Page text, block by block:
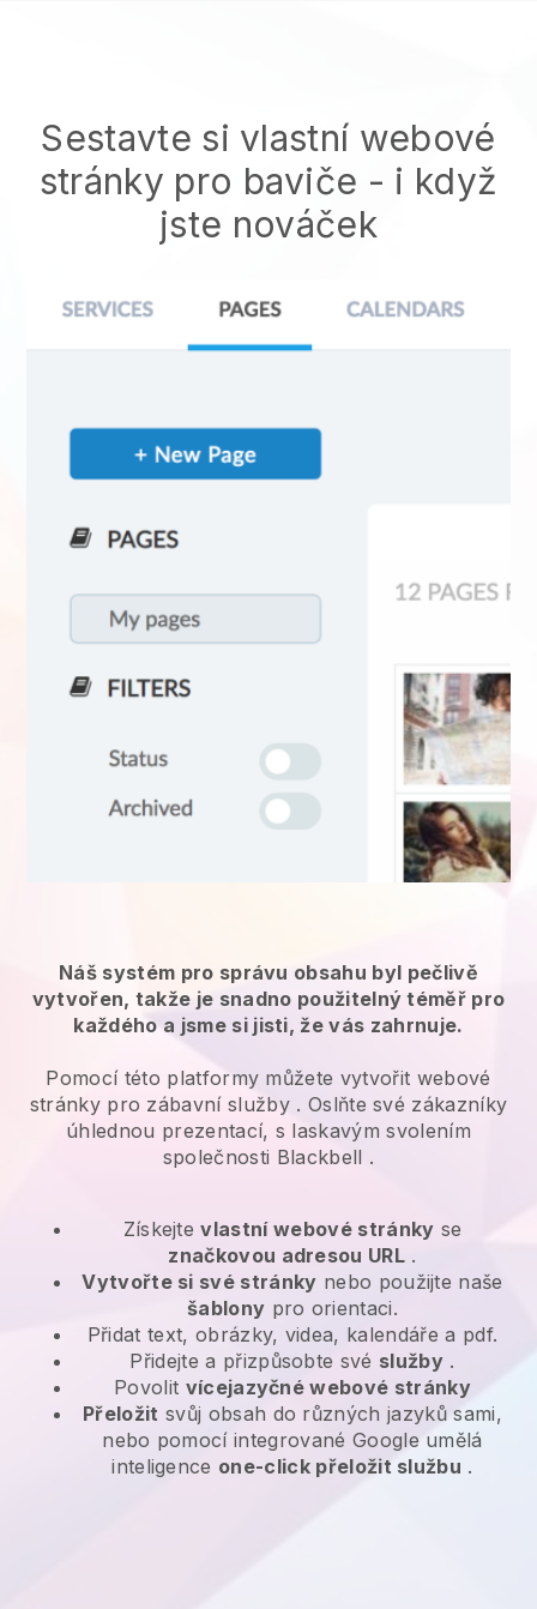
Sestavte si vlastní webové
stránky pro baviče - i když
jste nováček
Náš systém pro správu obsahu byl pečlivě
vytvořen, takže je snadno použitelný téměř pro
každého a jsme si jisti, že vás zahrnuje.
Pomocí této platformy můžete vytvořit webové
stránky pro zábavní služby. Oslňte své zákazníky
úhlednou prezentací, s laskavým svolením
společnosti Blackbell .
Získejtevlastní webové stránky se
značkovou adresou URL .
Vytvořte si své stránky nebo použijte naše
šablony pro orientaci.
Přidat text, obrázky, videa, kalendáře a pdf.
Přidejte a přizpůsobte své služby.
Povolit vícejazyčné webové stránky
Přeložit svůj obsah do různých jazyků sami,
nebo pomocí integrované Google umělá
inteligence one-click přeložit službu .